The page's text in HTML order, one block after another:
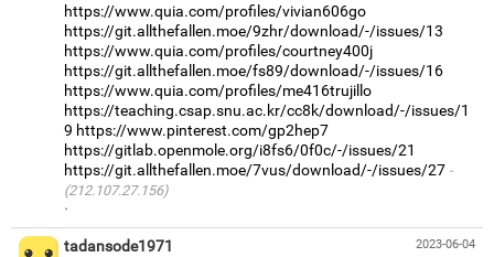
https://www.quia.com/profiles/vivian606go
https://git.allthefallen.moe/9zhr/download/-/issues/13
https://www.quia.com/profiles/courtney400j
https://git.allthefallen.moe/fs89/download/-/issues/16
https://www.quia.com/profiles/me416trujillo
https://teaching.csap.snu.ac.kr/cc8k/download/-/issues/1
9 https://www.pinterest.com/gp2hep7
https://gitlab.openmole.org/i8fs6/0f0c/-/issues/21
https://git.allthefallen.moe/7vus/download/-/issues/27
(212.107.27.156)
·
2023-06-04
tadansode1971